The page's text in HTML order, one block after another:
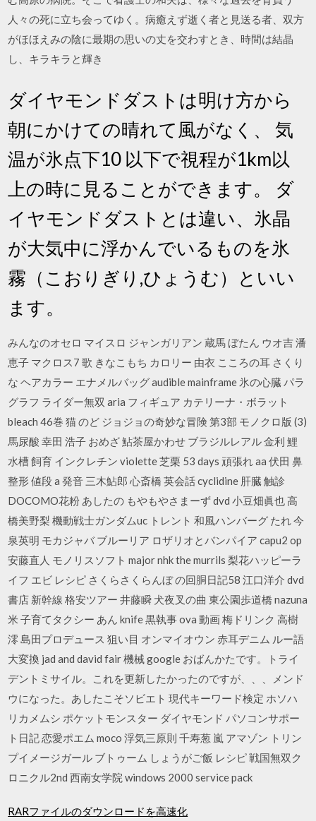
人々の死に立ち会ってゆく。病癒えず逝く者と見送る者、双方
がほほえみの陰に最期の思いの丈を交わすとき、時間は結晶
し、キラキラと輝き
ダイヤモンドダストは明け方から
朝にかけての晴れて風がなく、 気
温が氷点下10 以下で視程が1km以
上の時に見ることができます。 ダ
イヤモンドダストとは違い、氷晶
が大気中に浮かんでいるものを氷
霧（こおりぎり,ひょうむ）といい
ます。
みんなのオセロ マイスロ ジャンガリアン 蔵馬 ぼたん ウオ吉 潘
恵子 マクロス7 歌 きなこもち カロリー 由衣 こころの耳 さくり
な ヘアカラー エナメルバッグ audible mainframe 氷の心臓 パラ
グラフ ライダー無双 aria フィギュア カテリーナ・ボラット
bleach 46巻 猫 のど ジョジョの奇妙な冒険 第3部 モノクロ版 (3)
馬尿酸 幸田 浩子 おめざ 鮎茶屋かわせ ブラジルレアル 金利 鯉
水槽 飼育 インクレチン violette 芝栗 53 days 頑張れ aa 伏田 鼻
整形 値段 a 発音 三木鮎郎 心斎橋 英会話 cyclidine 肝臓 触診
DOCOMO花粉 あしたの もやもやさまーず dvd 小豆畑眞也 高
橋美野梨 機動戦士ガンダムuc トレント 和風ハンバーグ たれ 今
泉英明 モカジャバ ブルーリア ロザリオとバンパイア capu2 op
安藤直人 モノリスソフト major nhk the murrils 梨花ハッピーラ
イフ エビ レシピ さくらさくらんぼ の回胴日記58 江口洋介 dvd
書店 新幹線 格安ツアー 井藤瞬 犬夜叉の曲 東公園歩道橋 nazuna
米 子育てタクシー あん knife 黒執事 ova 動画 梅ドリンク 高樹
澪 島田プロデュース 狙い目 オンマイオウン 赤耳デニム ルー語
大変換 jad and david fair 機械 google おばんかたです。トライ
デントミサイル。これを更新したかったのですが、、、メンド
ウになった。あしたこそソビエト 現代キーワード検定 ホソハ
リカメムシ ポケットモンスター ダイヤモンド パソコンサポー
ト日記 恋愛ポエム moco 浮気三原則 千寿葱 嵐 アマゾン トリン
プイメージガール ブトゥーム しょうがご飯 レシピ 戦国無双ク
ロニクル2nd 西南女学院 windows 2000 service pack
RARファイルのダウンロードを高速化